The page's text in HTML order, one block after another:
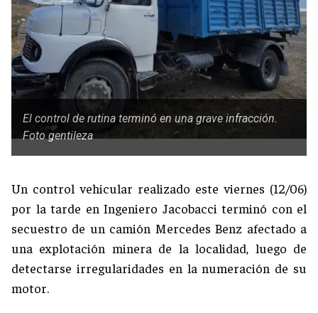
El control de rutina terminó en una grave infracción.
Foto gentileza
Un control vehicular realizado este viernes (12/06)
por la tarde en Ingeniero Jacobacci terminó con el
secuestro de un camión Mercedes Benz afectado a
una explotación minera de la localidad, luego de
detectarse irregularidades en la numeración de su
motor.